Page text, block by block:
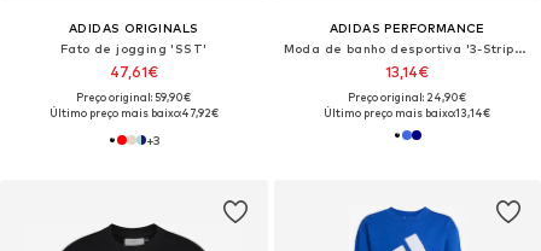
ADIDAS ORIGINALS
Fato de jogging 'SST'
47,61€
Preço original: 59,90€
Último preço mais baixo:47,92€
+3
ADIDAS PERFORMANCE
Moda de banho desportiva '3-Stripes Swim Boxers'
13,14€
Preço original: 24,90€
Último preço mais baixo:13,14€